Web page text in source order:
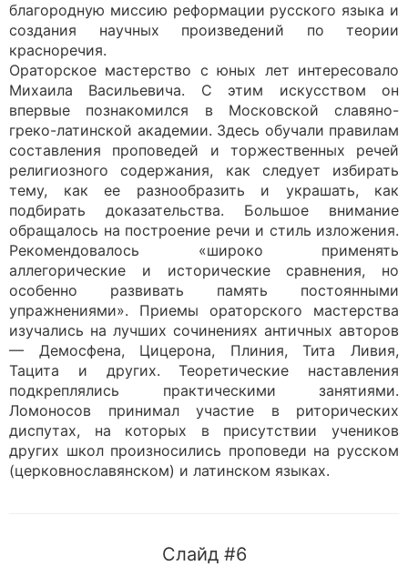
благородную миссию реформации русского языка и
создания научных произведений по теории
красноречия.
Ораторское мастерство с юных лет интересовало
Михаила Васильевича. С этим искусством он
впервые познакомился в Московской славяно-
греко-латинской академии. Здесь обучали правилам
составления проповедей и торжественных речей
религиозного содержания, как следует избирать
тему, как ее разнообразить и украшать, как
подбирать доказательства. Большое внимание
обращалось на построение речи и стиль изложения.
Рекомендовалось «широко применять
аллегорические и исторические сравнения, но
особенно развивать память постоянными
упражнениями». Приемы ораторского мастерства
изучались на лучших сочинениях античных авторов
— Демосфена, Цицерона, Плиния, Тита Ливия,
Тацита и других. Теоретические наставления
подкреплялись практическими занятиями.
Ломоносов принимал участие в риторических
диспутах, на которых в присутствии учеников
других школ произносились проповеди на русском
(церковнославянском) и латинском языках.
Слайд #6